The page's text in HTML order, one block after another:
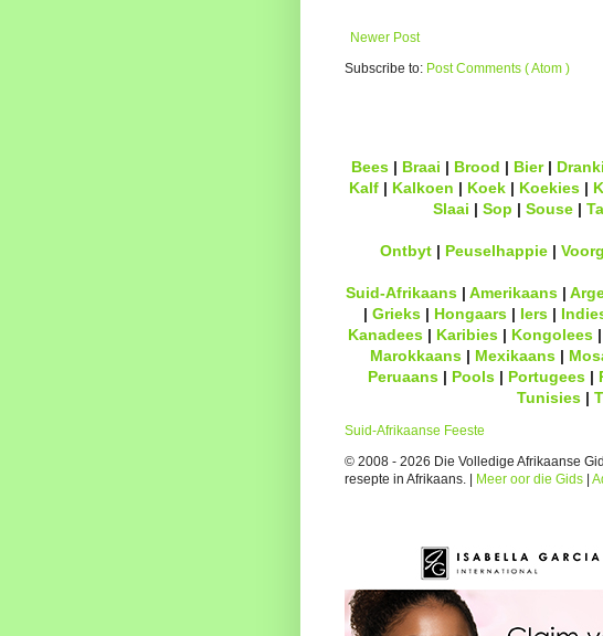
Newer Post
Subscribe to: Post Comments ( Atom )
Bees | Braai | Brood | Bier|
Kalf| Kalkoen | Koek| Koekies|
Slaai | Sop | Souse|
Ontbyt| Peuselhappie|
Suid-Afrikaans| Amerikaans|
| Grieks| Hongaars| Iers|
Kanadees| Karibies| Kongolees|
Marokkaans | Mexikaans |
Peruaans| Pools| Portugees|
Tunisies |
Suid-Afrikaanse Feeste
© 2008 - 2026 Die Volledige Afrikaanse
resepte in Afrikaans. |
Meer oor die Gids